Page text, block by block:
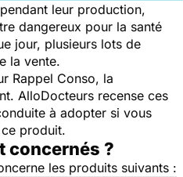
leur production,
dangereux pour la santé
jour, plusieurs lots de
la vente.
Rappel Conso, la
AlloDocteurs recense ces
à adopter si vous
produit.
concernés ?
les produits suivants :